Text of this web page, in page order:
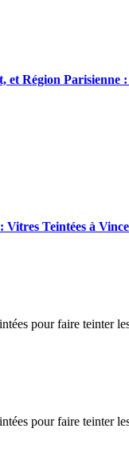
et Région Parisienne
Teintées à
pour faire teinter
pour faire teinter